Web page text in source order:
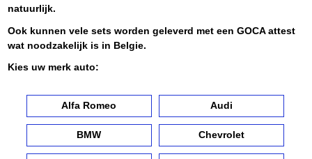
natuurlijk.
Ook kunnen vele sets worden geleverd met een GOCA attest
wat noodzakelijk is in Belgie.
Kies uw merk auto:
Alfa Romeo Audi
BMW Chevrolet